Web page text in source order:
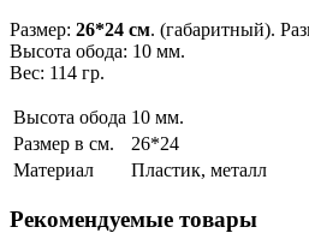
Размер: 26*24 см. (габаритный).
Высота обода: 10 мм.
Вес: 114 гр.
Высота обода 10 мм.
Размер в см.
26*24
Материал
Пластик, металл
Рекомендуемые товары